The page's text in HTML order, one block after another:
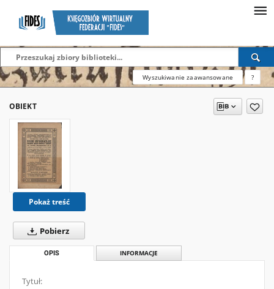
Wyszukiwanie zaawansowane ?
OBIEKT
Pokaż treść
Pobierz
OPIS INFORMACJE
Tytuł: